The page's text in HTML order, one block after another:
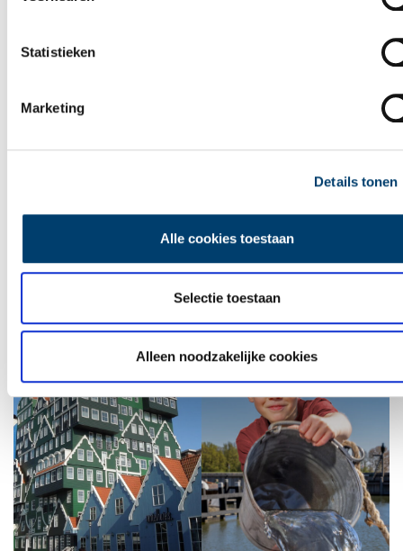
Statistieken
Marketing
Details tonen
Alle cookies toestaan
Selectie toestaan
Alleen noodzakelijke cookies
Leuke uitjes in Noord-Holland